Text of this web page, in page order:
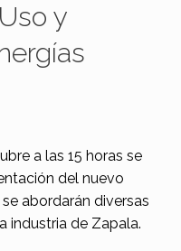
y
a las 15 horas se
del nuevo
abordarán diversas
industria de Zapala.